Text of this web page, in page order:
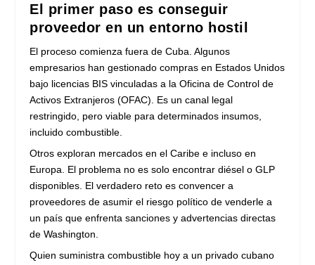
El primer paso es conseguir
proveedor en un entorno hostil
El proceso comienza fuera de Cuba. Algunos
empresarios han gestionado compras en Estados Unidos
bajo licencias BIS vinculadas a la Oficina de Control de
Activos Extranjeros (OFAC). Es un canal legal
restringido, pero viable para determinados insumos,
incluido combustible.
Otros exploran mercados en el Caribe e incluso en
Europa. El problema no es solo encontrar diésel o GLP
disponibles. El verdadero reto es convencer a
proveedores de asumir el riesgo político de venderle a
un país que enfrenta sanciones y advertencias directas
de Washington.
Quien suministra combustible hoy a un privado cubano